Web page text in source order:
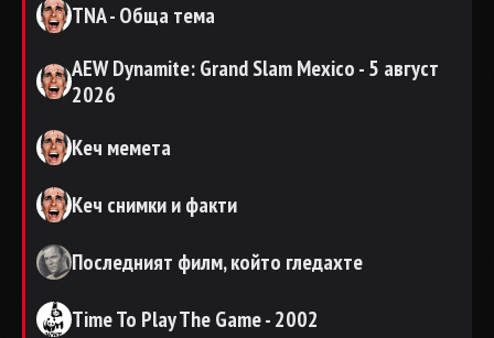
TNA - Обща тема
AEW Dynamite: Grand Slam Mexico - 5 август
2026
Кеч мемета
Кеч снимки и факти
Последният филм, който гледахте
Time To Play The Game - 2002